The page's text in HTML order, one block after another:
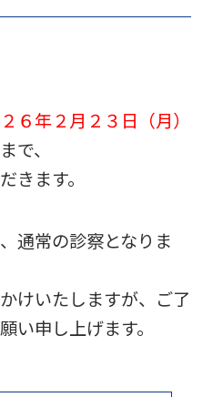
６年２月２３日（月）
まで、
きます。
通常の診察となりま
けいたしますが、ご了
い申し上げます。